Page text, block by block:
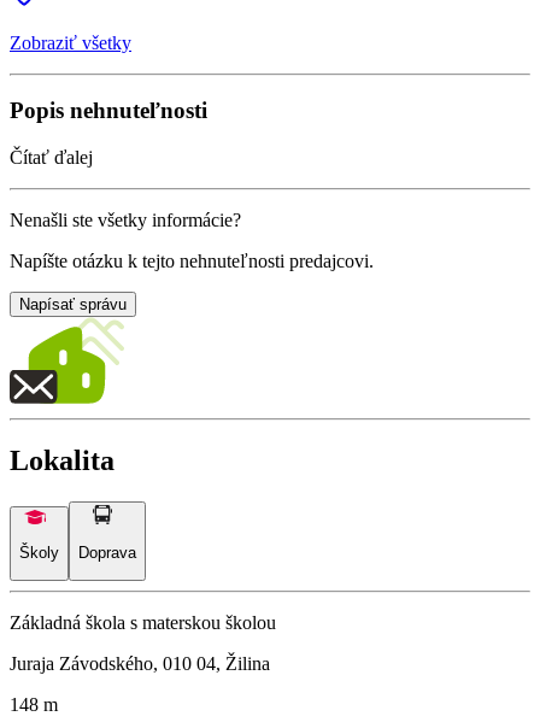
Zobraziť všetky
Popis nehnuteľnosti
Čítať ďalej
Nenašli ste všetky informácie?
Napíšte otázku k tejto nehnuteľnosti predajcovi.
Napísať správu
Lokalita
Školy Doprava
Základná škola s materskou školou
Juraja Závodského, 010 04, Žilina
148 m